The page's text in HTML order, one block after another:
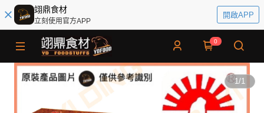
翊鼎食材
立刻使用官方APP
開啟APP
0
1/1